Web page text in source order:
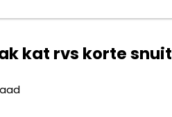
kat rvs korte snuit